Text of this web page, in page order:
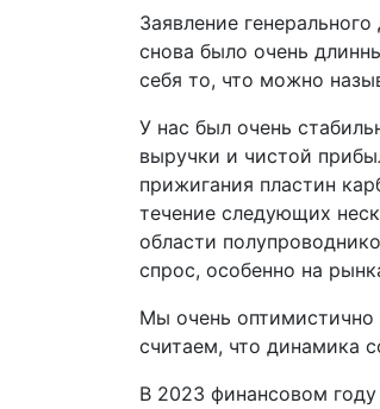
Заявление
снова было очень
себя то, что можно
У нас был очень
выручки и чистой
прижигания пластин
течение следующих
области
спрос, особенно на
Мы очень оптимистично
считаем, что динамика
В 2023 финансовом